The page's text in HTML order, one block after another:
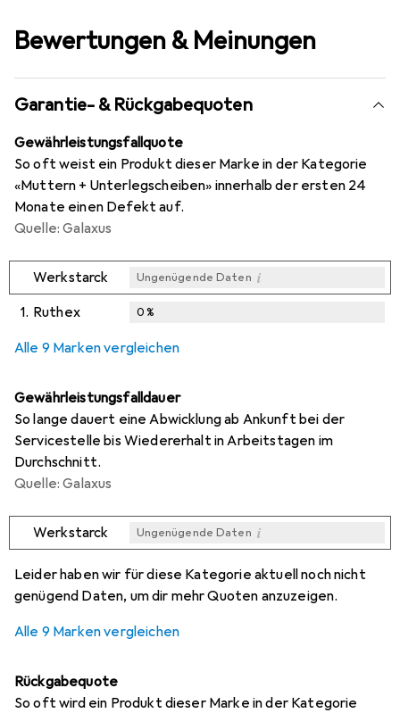
Bewertungen & Meinungen
Garantie- & Rückgabequoten
Gewährleistungsfallquote
So oft weist ein Produkt dieser Marke in der Kategorie
«Muttern + Unterlegscheiben» innerhalb der ersten 24
Monate einen Defekt auf.
Quelle: Galaxus
Werkstarck Ungenügende Daten i
1. Ruthex 0%
Alle 9 Marken vergleichen
Gewährleistungsfalldauer
So lange dauert eine Abwicklung ab Ankunft bei der
Servicestelle bis Wiedererhalt in Arbeitstagen im
Durchschnitt.
Quelle: Galaxus
Werkstarck Ungenügende Daten i
Leider haben wir für diese Kategorie aktuell noch nicht
genügend Daten, um dir mehr Quoten anzuzeigen.
Alle 9 Marken vergleichen
Rückgabequote
So oft wird ein Produkt dieser Marke in der Kategorie